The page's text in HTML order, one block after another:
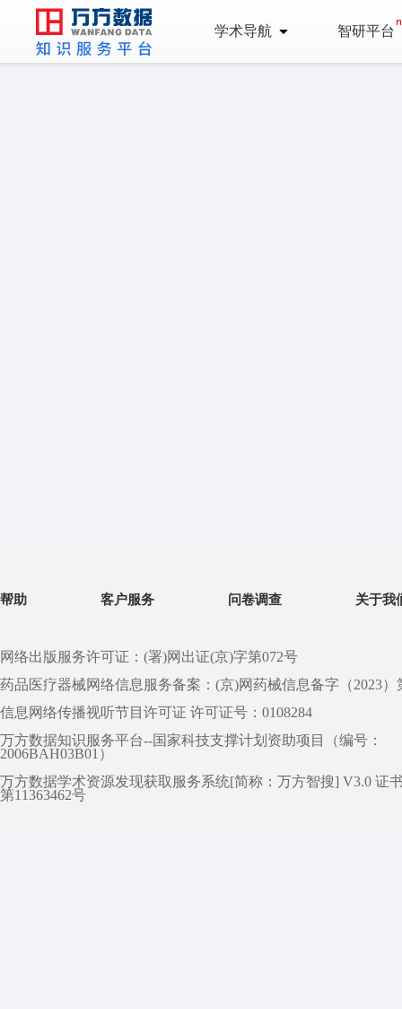
学术导航 智研平台
帮助 客户服务 问卷调查 关于我
网络出版服务许可证：(署)网出证(京)字第072号
药品医疗器械网络信息服务备案：(京)网药械信息备字（2023）
信息网络传播视听节目许可证 许可证号：0108284
万方数据知识服务平台--国家科技支撑计划资助项目（编号：
2006BAH03B01）
万方数据学术资源发现获取服务系统[简称：万方智搜] V3.0 证
第11363462号